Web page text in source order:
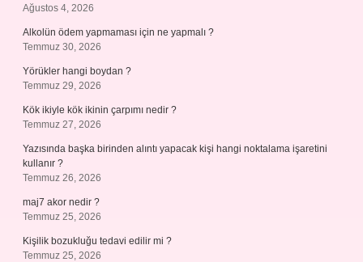
Ağustos 4, 2026
Alkolün ödem yapmaması için ne yapmalı ?
Temmuz 30, 2026
Yörükler hangi boydan ?
Temmuz 29, 2026
Kök ikiyle kök ikinin çarpımı nedir ?
Temmuz 27, 2026
Yazısında başka birinden alıntı yapacak kişi hangi noktalama işaretini
kullanır ?
Temmuz 26, 2026
maj7 akor nedir ?
Temmuz 25, 2026
Kişilik bozukluğu tedavi edilir mi ?
Temmuz 25, 2026